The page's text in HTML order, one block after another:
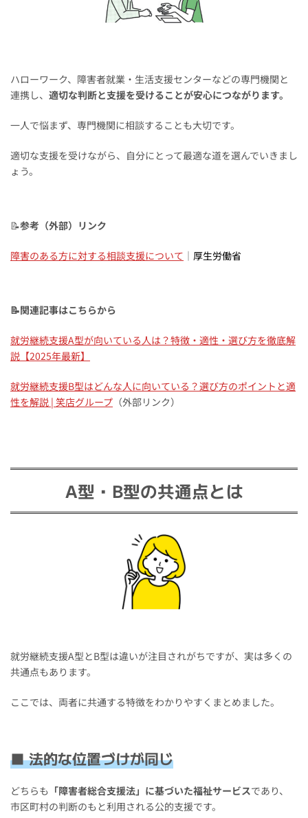
ハローワーク、障害者就業・生活支援センターなどの専門機関と
連携し、 適切な判断と支援を受けることが安心につながります。
一人で悩まず、専門機関に相談することも大切です。
適切な支援を受けながら、自分にとって最適な道を選んでいきまし
ょう。
📝参考（外部）リンク
障害のある方に対する相談支援について ｜ 厚生労働省
📝関連記事はこちらから
就労継続支援A型が向いている人は？特徴・適性・選び方を徹底解
説【2025年最新】
就労継続支援B型はどんな人に向いている？選び方のポイントと適
性を解説 | 笑店グループ （外部リンク）
A型・B型の共通点とは
就労継続支援A型とB型は違いが注目されがちですが、実は多くの
共通点もあります。
ここでは、両者に共通する特徴をわかりやすくまとめました。
■ 法的な位置づけが同じ
どちらも 「障害者総合支援法」に基づいた福祉サービスであり、
市区町村の判断のもと利用される公的支援です。